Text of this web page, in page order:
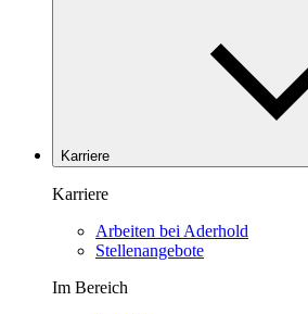
Karriere
Karriere
Arbeiten bei Aderhold
Stellenangebote
Im Bereich